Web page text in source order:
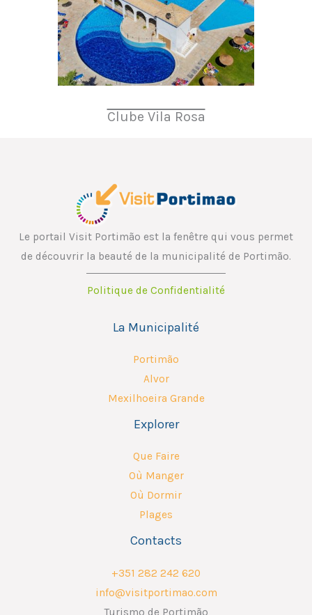
Clube Vila Rosa
Le portail Visit Portimão est la fenêtre qui vous permet
de découvrir la beauté de la municipalité de Portimão.
Politique de Confidentialité
La Municipalité
Portimão
Alvor
Mexilhoeira Grande
Explorer
Que Faire
Où Manger
Où Dormir
Plages
Contacts
+351 282 242 620
info@visitportimao.com
Turismo de Portimão